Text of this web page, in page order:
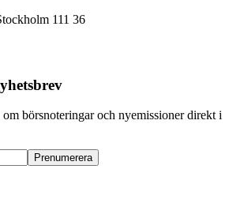
111 36
om börsnoteringar och nyemissioner direkt i
Prenumerera